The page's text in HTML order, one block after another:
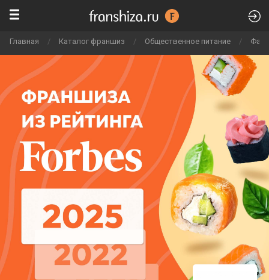
Главная / Каталог франшиз / Общественное питание /